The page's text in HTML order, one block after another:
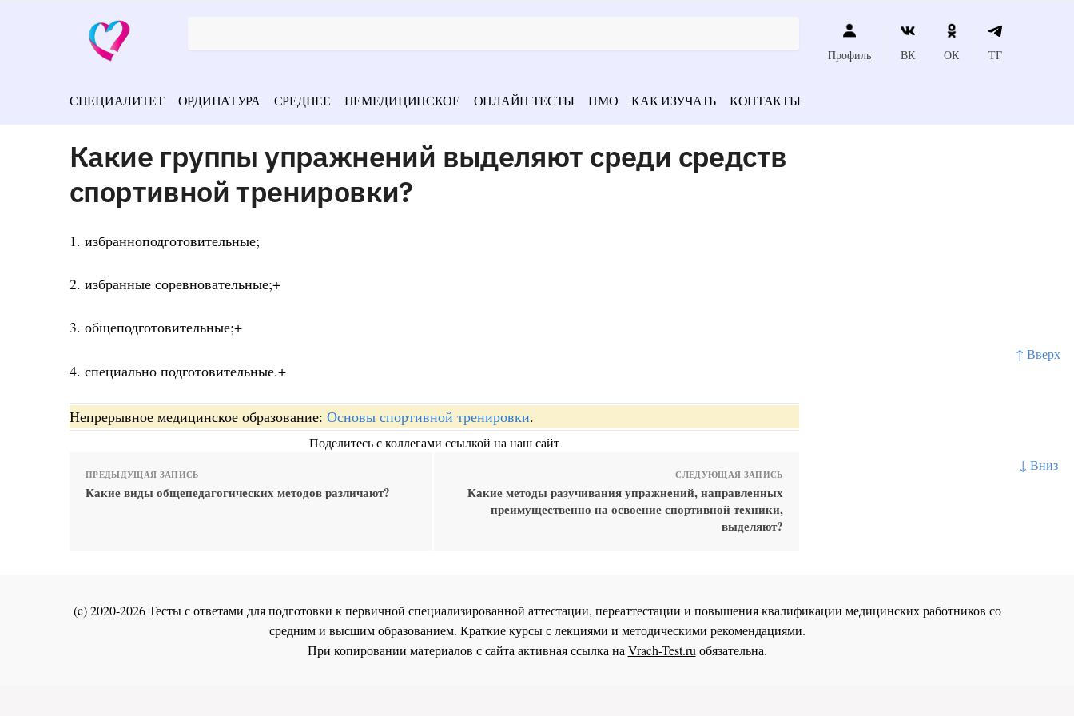
↑ Вверх
↓ Вниз
Профиль ВК ОК ТГ
СПЕЦИАЛИТЕТ ОРДИНАТУРА СРЕДНЕЕ НЕМЕДИЦИНСКОЕ ОНЛАЙН ТЕСТЫ НМО КАК ИЗУЧАТЬ КОНТАКТЫ
Какие группы упражнений выделяют среди средств
спортивной тренировки?
1. избранноподготовительные;
2. избранные соревновательные;+
3. общеподготовительные;+
4. специально подготовительные.+
Непрерывное медицинское образование: Основы спортивной тренировки.
Поделитесь с коллегами ссылкой на наш сайт
ПРЕДЫДУЩАЯ ЗАПИСЬ
Какие виды общепедагогических методов различают?
СЛЕДУЮЩАЯ ЗАПИСЬ
Какие методы разучивания упражнений, направленных
преимущественно на освоение спортивной техники,
выделяют?
(c) 2020-2026 Тесты с ответами для подготовки к первичной специализированной аттестации, переаттестации и повышения квалификации медицинских работников со
средним и высшим образованием. Краткие курсы с лекциями и методическими рекомендациями.
При копировании материалов с сайта активная ссылка наVrach-Test.ruобязательна.